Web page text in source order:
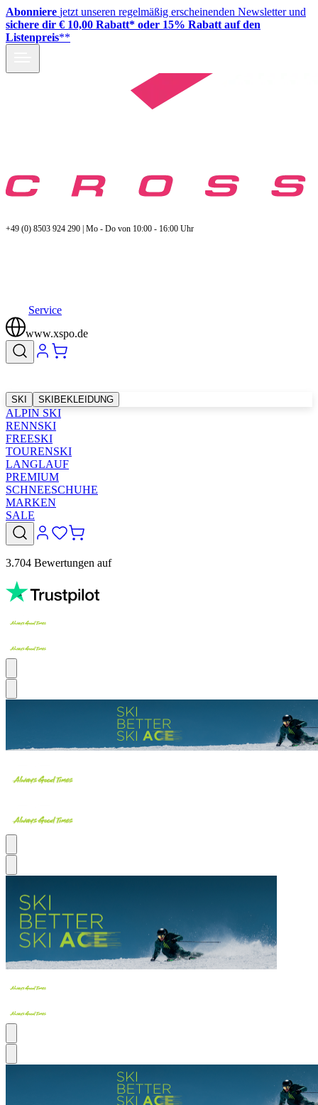
Abonniere jetzt unseren regelmäßig erscheinenden Newsletter und
sichere dir € 10,00 Rabatt* oder 15% Rabatt auf den
Listenpreis**
+49 (0) 8503 924 290 | Mo - Do von 10:00 - 16:00 Uhr
Service
www.xspo.de
SKI SKIBEKLEIDUNG
ALPIN SKI
RENNSKI
FREESKI
TOURENSKI
LANGLAUF
PREMIUM
SCHNEESCHUHE
MARKEN
SALE
3.704 Bewertungen auf